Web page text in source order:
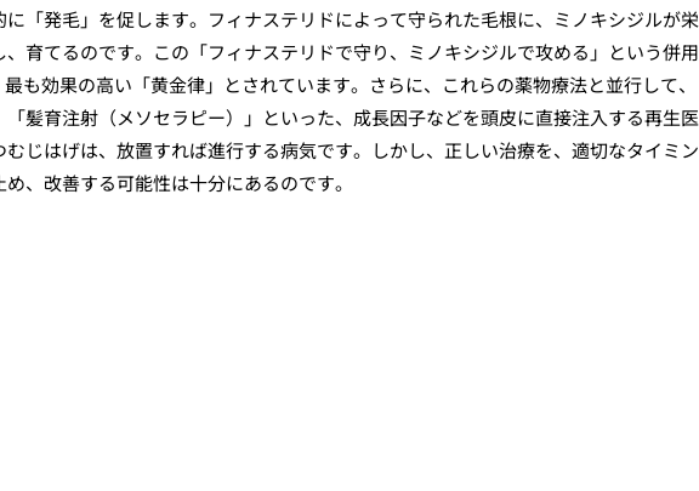
「発毛」を促します。フィナステリドによって守られた毛根に、ミノキシジルが栄
育てるのです。この「フィナステリドで守り、ミノキシジルで攻める」という併用
も効果の高い「黄金律」とされています。さらに、これらの薬物療法と並行して、
髪育注射（メソセラピー）」といった、成長因子などを頭皮に直接注入する再生医
じはげは、放置すれば進行する病気です。しかし、正しい治療を、適切なタイミン
、改善する可能性は十分にあるのです。